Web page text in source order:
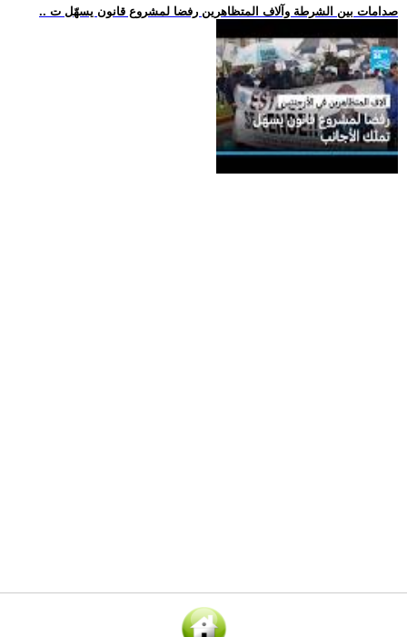
.. صدامات بين الشرطة وآلاف المتظاهرين رفضا لمشروع قانون يسهّل ت